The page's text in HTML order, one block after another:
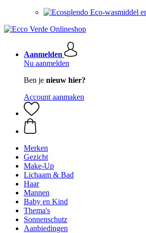
Eco-wasmiddel
Aanmelden
Nu aanmelden
Ben je nieuw hier?
Account aanmaken
Merken
Gezicht
Make-Up
Lichaam & Bad
Haar
Mannen
Baby en Kind
Thema's
Sonnenschutz
Aanbiedingen